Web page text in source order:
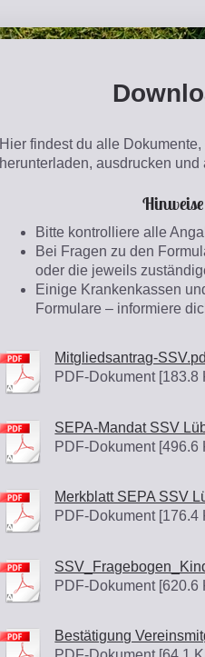
Hier findest du alle
herunterladen, ausdrucken
Bitte kontrolliere alle
Bei Fragen zu den
oder die jeweils
Einige Krankenkassen
Formulare – informiere
Mitgliedsantrag-
PDF-Dokument [183.8
SEPA-Mandat SSV
PDF-Dokument [496.6
Merkblatt SEPA SSV
PDF-Dokument [176.4
PDF-Dokument [620.6
Bestätigung